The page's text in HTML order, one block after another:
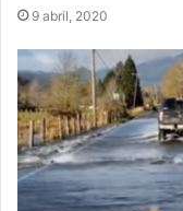
9 abril, 2020